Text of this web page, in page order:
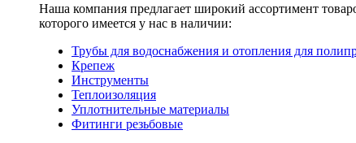
Наша компания предлагает широкий ассортимент
которого имеется у нас в наличии:
Трубы для водоснабжения и отопления для
Крепеж
Инструменты
Теплоизоляция
Уплотнительные материалы
Фитинги резьбовые